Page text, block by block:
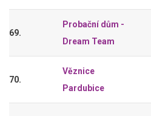
69.
Probační dům -
Dream Team
70.
Věznice
Pardubice